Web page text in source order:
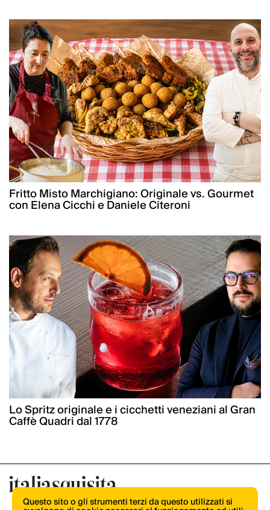
Fritto Misto Marchigiano: Originale vs. Gourmet
con Elena Cicchi e Daniele Citeroni
Lo Spritz originale e i cicchetti veneziani al Gran
Caffè Quadri dal 1778
Questo sito o gli strumenti terzi da questo utilizzati si